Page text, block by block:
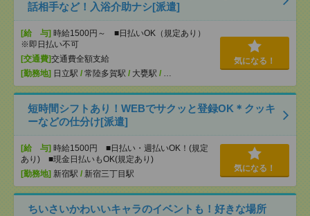
話相手など！入浴介助ナシ[派遣]
[給 与] 時給1500円～ ■日払いOK（規定あり）
※即日払い不可
[交通費]交通費全額支給
[勤務地] 日立駅 / 常陸多賀駅 / 大甕駅 / …
気になる！
短時間シフトあり！WEBでサクッと登録OK＊クッキ
ーなどの仕分け[派遣]
[給 与] 時給1500円 ■日払い・週払いOK！(規定
あり) ■現金日払いもOK(規定あり)
[勤務地] 新宿駅 / 新宿三丁目駅
気になる！
ちいさいかわいいキャラのイベントも！好きな場所